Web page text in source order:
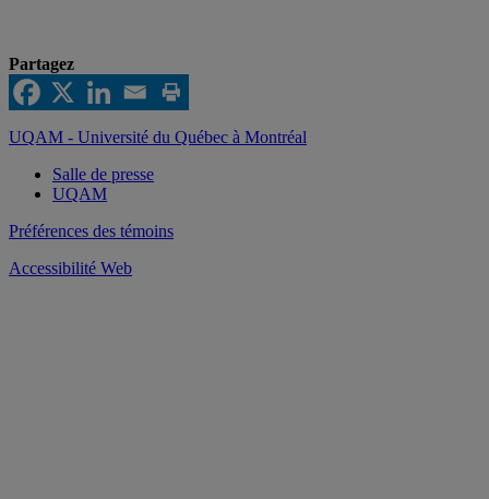
Partagez
UQAM - Université du Québec à Montréal
Salle de presse
UQAM
Préférences des témoins
Accessibilité Web